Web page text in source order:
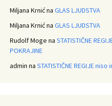
Miljana Krnićna GLAS LJUDSTVA
Miljana Krnićna GLAS LJUDSTVA
Rudolf Moge na STATISTIČNE
POKRAJINE
admin na STATISTIČNE REGIJE